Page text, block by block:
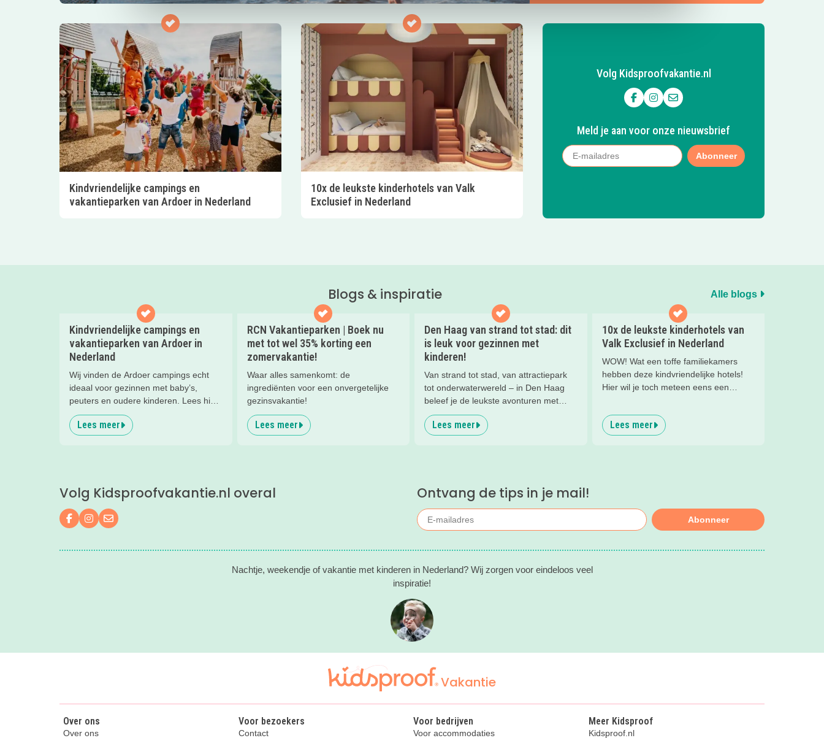
Kindvriendelijke campings en
vakantieparken van Ardoer in Nederland
10x de leukste kinderhotels van Valk
Exclusief in Nederland
Volg Kidsproofvakantie.nl
Volg ons op Facebook
Volg ons op Instagram
Mail ons
Meld je aan voor onze nieuwsbrief
Abonneer
Blogs & inspiratie Alle blogs
Kindvriendelijke campings en
vakantieparken van Ardoer in
Nederland
Wij vinden de Ardoer campings echt
ideaal voor gezinnen met baby’s,
peuters en oudere kinderen. Lees hier
waarom!
Lees meer
RCN Vakantieparken | Boek nu
met tot wel 35% korting een
zomervakantie!
Waar alles samenkomt: de
ingrediënten voor een onvergetelijke
gezinsvakantie!
Lees meer
Den Haag van strand tot stad: dit
is leuk voor gezinnen met
kinderen!
Van strand tot stad, van attractiepark
tot onderwaterwereld – in Den Haag
beleef je de leukste avonturen met
kinderen. En tussendoor? Even
ontspannen met een lekkere lunch op
Lees meer
10x de leukste kinderhotels van
Valk Exclusief in Nederland
WOW! Wat een toffe familiekamers
hebben deze kindvriendelijke hotels!
Hier wil je toch meteen eens een
kinderhotels van Valk Exclusief en boek
een heerlijk nachtje weg met je
kind(eren).
Lees meer
Volg Kidsproofvakantie.nl overal
Volg ons op Facebook
Volg ons op Instagram
Mail ons
Ontvang de tips in je mail!
Abonneer
Nachtje, weekendje of vakantie met kinderen in Nederland? Wij zorgen voor eindeloos veel
inspiratie!
Vakantie
Over ons
Over ons
Voor bezoekers
Contact
Voor bedrijven
Voor accommodaties
Meer Kidsproof
Kidsproof.nl